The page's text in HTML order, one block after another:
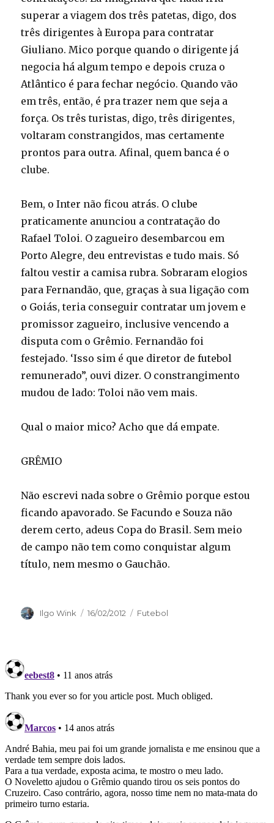
superar a viagem dos três patetas, digo, dos
três dirigentes à Europa para contratar
Giuliano. Mico porque quando o dirigente já
negocia há algum tempo e depois cruza o
Atlântico é para fechar negócio. Quando vão
em três, então, é pra trazer nem que seja a
força. Os três turistas, digo, três dirigentes,
voltaram constrangidos, mas certamente
prontos para outra. Afinal, quem banca é o
clube.
Bem, o Inter não ficou atrás. O clube
praticamente anunciou a contratação do
Rafael Toloi. O zagueiro desembarcou em
Porto Alegre, deu entrevistas e tudo mais. Só
faltou vestir a camisa rubra. Sobraram elogios
para Fernandão, que, graças à sua ligação com
o Goiás, teria conseguir contratar um jovem e
promissor zagueiro, inclusive vencendo a
disputa com o Grêmio. Fernandão foi
festejado. ‘Isso sim é que diretor de futebol
remunerado”, ouvi dizer. O constrangimento
mudou de lado: Toloi não vem mais.
Qual o maior mico? Acho que dá empate.
GRÊMIO
Não escrevi nada sobre o Grêmio porque estou
ficando apavorado. Se Facundo e Souza não
derem certo, adeus Copa do Brasil. Sem meio
de campo não tem como conquistar algum
título, nem mesmo o Gauchão.
Autor
Ilgo Wink
Publicado
16/02/2012 Categorias
Futebol